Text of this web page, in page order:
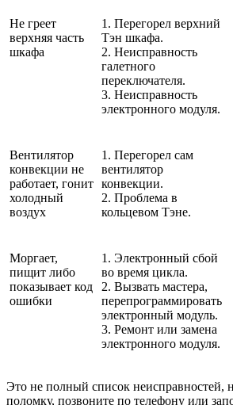
Не греет
верхняя часть
шкафа
1. Перегорел верхний
Тэн шкафа.
2. Неисправность
галетного
переключателя.
3. Неисправность
электронного модуля.
Вентилятор
конвекции не
работает, гонит
холодный
воздух
1. Перегорел сам
вентилятор
конвекции.
2. Проблема в
кольцевом Тэне.
Моргает,
пищит либо
показывает код
ошибки
1. Электронный сбой
во время цикла.
2. Вызвать мастера,
перепрограммировать
электронный модуль.
3. Ремонт или замена
электронного модуля.
Это не полный список неисправностей,
поломку, позвоните по телефону или